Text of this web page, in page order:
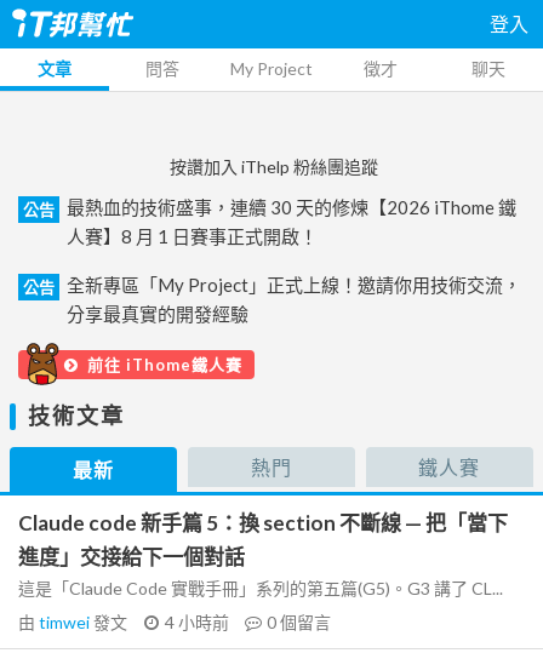
登入
文章 問答 My Project 徵才 聊天
按讚加入 iThelp 粉絲團追蹤
公告
最熱血的技術盛事，連續 30 天的修煉【2026 iThome 鐵
人賽】8 月 1 日賽事正式開啟！
公告
全新專區「My Project」正式上線！邀請你用技術交流，
分享最真實的開發經驗
前往 iThome鐵人賽
技術文章
最新 熱門 鐵人賽
Claude code 新手篇 5：換 section 不斷線 — 把「當下
進度」交接給下一個對話
這是「Claude Code 實戰手冊」系列的第五篇(G5)。G3 講了 CL...
由 timwei發文 4 小時前 0個留言